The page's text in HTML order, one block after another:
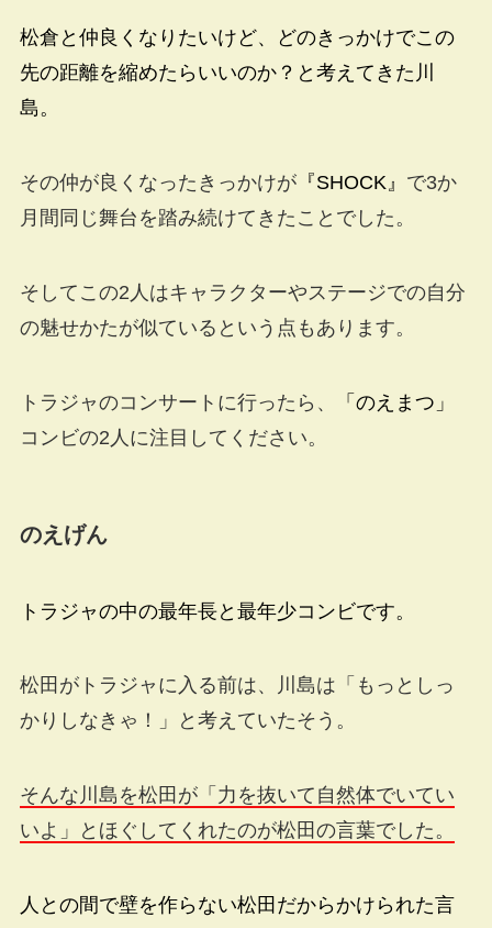
松倉と仲良くなりたいけど、どのきっかけでこの
先の距離を縮めたらいいのか？と考えてきた川
島。
その仲が良くなったきっかけが『SHOCK』 で3か
月間同じ舞台を踏み続けてきたことでした。
そしてこの2人はキャラクターやステージでの自分
の魅せかたが似ているという点もあります。
トラジャのコンサートに行ったら、
「のえまつ」
コンビの2人に注目してください。
のえげん
トラジャの中の最年長と最年少コンビです。
松田がトラジャに入る前は、川島は「もっとしっ
かりしなきゃ！」と考えていたそう。
そんな川島を松田が「力を抜いて自然体でいてい
いよ」とほぐしてくれたのが松田の言葉でした。
人との間で壁を作らない松田だからかけられた言